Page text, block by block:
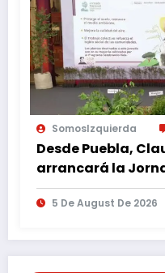
SomosIzquierda
Desde Puebla,
arrancará la
Reforestación
5 De August De 2026